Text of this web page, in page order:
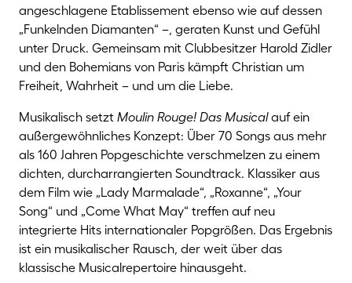
angeschlagene Etablissement ebenso wie auf dessen
„Funkelnden Diamanten“ –, geraten Kunst und Gefühl
unter Druck. Gemeinsam mit Clubbesitzer Harold Zidler
und den Bohemians von Paris kämpft Christian um
Freiheit, Wahrheit – und um die Liebe.
Musikalisch setzt Moulin Rouge! Das Musicalauf ein
außergewöhnliches Konzept: Über 70 Songs aus mehr
als 160 Jahren Popgeschichte verschmelzen zu einem
dichten, durcharrangierten Soundtrack. Klassiker aus
dem Film wie „Lady Marmalade“, „Roxanne“, „Your
Song“ und „Come What May“ treffen auf neu
integrierte Hits internationaler Popgrößen. Das Ergebnis
ist ein musikalischer Rausch, der weit über das
klassische Musicalrepertoire hinausgeht.